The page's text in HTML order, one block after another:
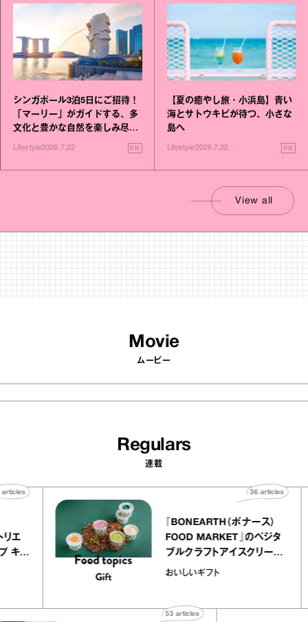
シンガポール3泊5日にご招待！
「マーリー」がガイドする、多
文化と豊かな自然を楽しみ尽く
Lifestyle2026.7.22 PR
【夏の癒やし旅・小浜島】青い
海とサトウキビが待つ、小さな
島へ
Lifestyle2026.7.22 PR
View all
Movie
ムービー
Regulars
連載
アトリエ
ープ キャ
40articles
『BONEARTH（ボナース）
FOOD MARKET』のベジタ
ブルクラフトアイスクリーム
｜真野知子の「おいしいギフ
おいしいギフト
36articles
articles